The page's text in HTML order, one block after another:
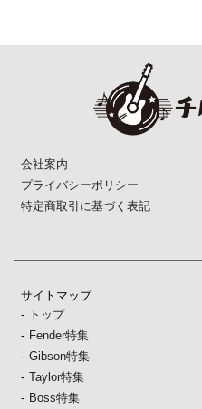
会社案内
プライバシーポリシー
特定商取引に基づく表記
サイトマップ
- トップ
- Fender特集
-Gibson特集
-Taylor特集
- Boss特集